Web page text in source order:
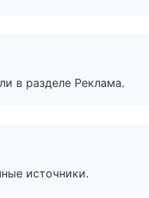
в разделе Реклама.
источники.